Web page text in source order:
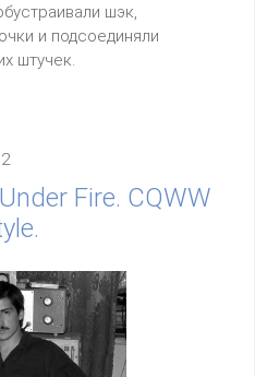
шэк,
и подсоединяли
штучек.
Fire. CQWW